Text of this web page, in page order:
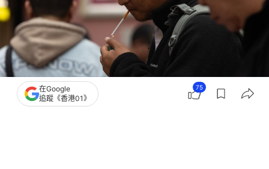
在Google
追蹤《香港01》
75